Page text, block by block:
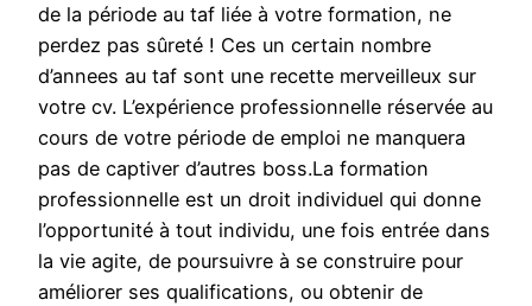
de la période au taf liée à votre formation, ne
perdez pas sûreté ! Ces un certain nombre
d’annees au taf sont une recette merveilleux sur
votre cv. L’expérience professionnelle réservée au
cours de votre période de emploi ne manquera
pas de captiver d’autres boss.La formation
professionnelle est un droit individuel qui donne
l’opportunité à tout individu, une fois entrée dans
la vie agite, de poursuivre à se construire pour
améliorer ses qualifications, ou obtenir de